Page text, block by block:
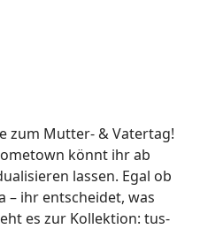
zum Mutter- & Vatertag!
könnt ihr ab
lassen. Egal ob
– ihr entscheidet, was
es zur Kollektion: tus-